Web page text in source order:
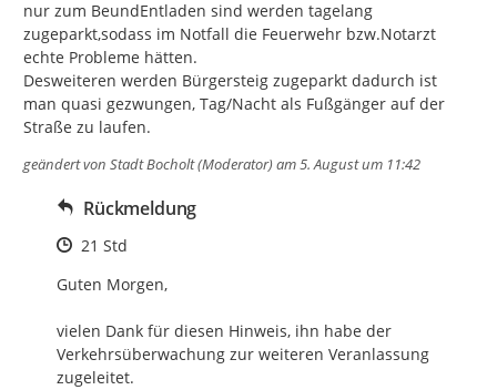
nur zum BeundEntladen sind werden tagelang
zugeparkt,sodass im Notfall die Feuerwehr bzw.Notarzt
echte Probleme hätten.
Desweiteren werden Bürgersteig zugeparkt dadurch ist
man quasi gezwungen, Tag/Nacht als Fußgänger auf der
Straße zu laufen.
geändert von Stadt Bocholt (Moderator)am 5. August um 11:42
Rückmeldung
Zeitpunkt des Erstellens
21 Std
Guten Morgen,
vielen Dank für diesen Hinweis, ihn habe der
Verkehrsüberwachung zur weiteren Veranlassung
zugeleitet.